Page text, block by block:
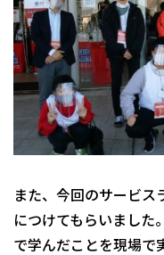
また、今回のサービ
につけてもらいました
で学んだことを現場で